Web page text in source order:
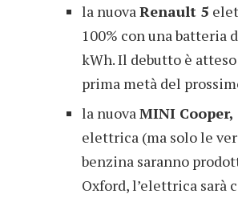
la nuovaRenault 5
100% con una batteria
kWh. Il debutto è
prima metà del
la nuovaMINI Cooper,
elettrica (ma solo le
benzina saranno
Oxford, l’elettrica sarà